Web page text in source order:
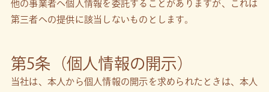
他の事業者へ個人情報を委託することがありますが、これは
第三者への提供に該当しないものとします。
第5条（個人情報の開示）
当社は、本人から個人情報の開示を求められたときは、本人